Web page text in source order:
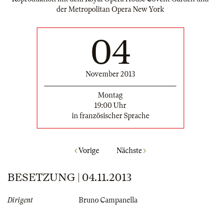
der Metropolitan Opera New York
04
November 2013
Montag
19:00 Uhr
in französischer Sprache
Vorige Nächste
BESETZUNG | 04.11.2013
Dirigent
Bruno Campanella